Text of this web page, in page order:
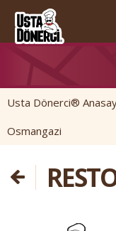
Usta Dönerci®
Osmangazi